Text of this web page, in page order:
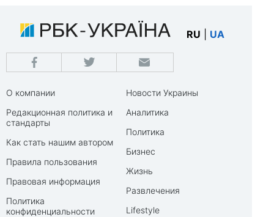
RU UA
О компании
Редакционная политика и
стандарты
Как стать нашим автором
Правила пользования
Правовая информация
Политика
конфиденциальности
Новости Украины
Аналитика
Политика
Бизнес
Жизнь
Развлечения
Lifestyle